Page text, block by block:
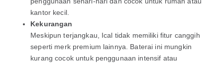
kantor kecil.
Kekurangan
Meskipun terjangkau, Ical tidak memiliki fitur canggih
seperti merk premium lainnya. Baterai ini mungkin
kurang cocok untuk penggunaan intensif atau